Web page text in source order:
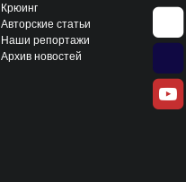
Крюинг
Авторские статьи
Наши репортажи
Архив новостей